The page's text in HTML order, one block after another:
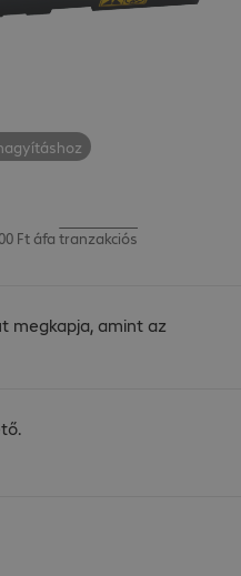
Ft áfa tranzakciós
megkapja, amint az